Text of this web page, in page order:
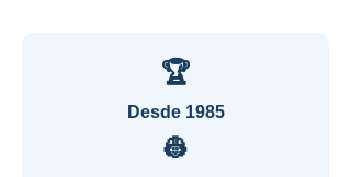
🏆
Desde 1985
👷